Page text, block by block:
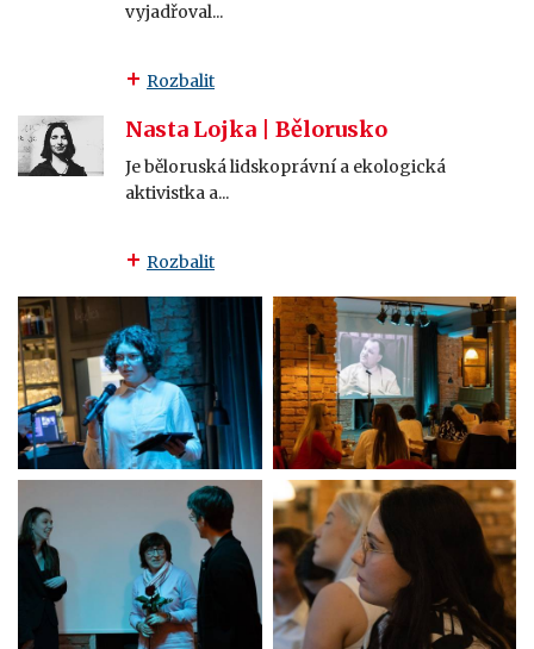
vyjadřoval...
Rozbalit
Nasta Lojka | Bělorusko
Je běloruská lidskoprávní a ekologická
aktivistka a...
Rozbalit